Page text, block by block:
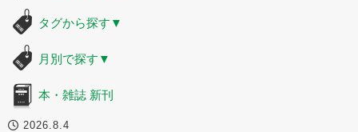
タグから探す ▼
月別で探す ▼
本・雑誌 新刊
2026.8.4